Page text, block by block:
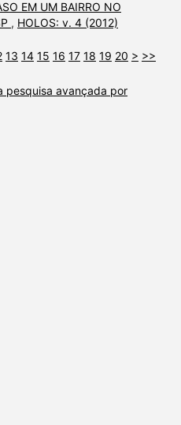
EM UM BAIRRO NO
, HOLOS: v. 4 (2012)
13 14 15 16 17 18 19 20 > >>
pesquisa avançada por